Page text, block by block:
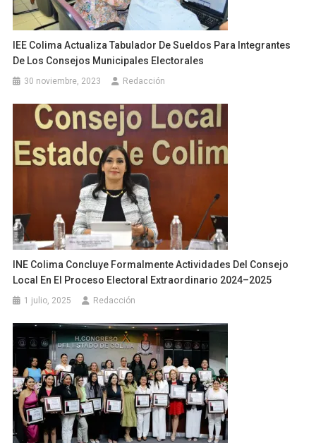
IEE Colima Actualiza Tabulador De Sueldos Para Integrantes
De Los Consejos Municipales Electorales
30 noviembre, 2023 Redacción
INE Colima Concluye Formalmente Actividades Del Consejo
Local En El Proceso Electoral Extraordinario 2024–2025
1 julio, 2025 Redacción